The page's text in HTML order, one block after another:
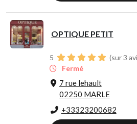
OPTIQUE PETIT
5
(sur 3
Fermé
7 rue lehault
02250 MARLE
+33323200682